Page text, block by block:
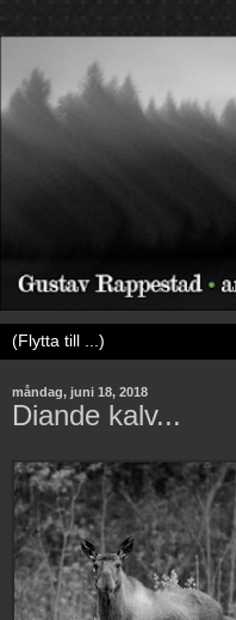
måndag, juni 18, 2018
Diande kalv...